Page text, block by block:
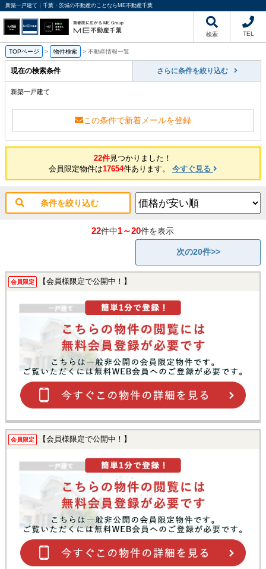
新築一戸建て｜千葉・茨城の不動産のことならME不動産千葉
検索 TEL
TOPページ > 物件検索 > 不動産情報一覧
現在の検索条件 さらに条件を絞り込む
新築一戸建て
この条件で新着メールを登録
22件見つかりました！
会員限定物件は17654件あります。 今すぐ見る
条件を絞り込む
22件中1～20件を表示
次の20件>>
会員限定 【会員様限定で公開中！】
会員限定 【会員様限定で公開中！】